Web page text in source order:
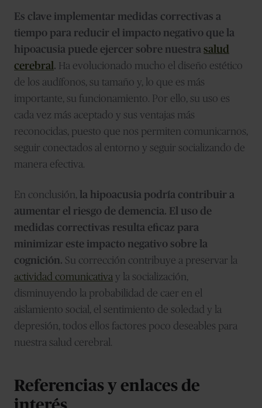
Es clave implementar medidas correctivas a
tiempo para reducir el impacto negativo que la
hipoacusia puede ejercer sobre nuestra salud
cerebral. Ha evolucionado mucho el diseño estético
de los audífonos, su tamaño y, lo que es más
importante, su funcionamiento. Por ello, su uso es
cada vez más aceptado y sus ventajas más
reconocidas, puesto que nos permiten comunicarnos,
seguir conectados al entorno y seguir socializando de
manera efectiva.
En conclusión, la hipoacusia podría contribuir a
aumentar el riesgo de demencia. El uso de
medidas correctivas resulta eficaz para
minimizar este impacto negativo sobre la
cognición. Su corrección contribuye a preservar la
actividad comunicativa y la socialización,
disminuyendo la probabilidad de caer en el
aislamiento social, el sentimiento de soledad y la
depresión, todos ellos factores poco deseables para
nuestra salud cerebral.
Referencias y enlaces de